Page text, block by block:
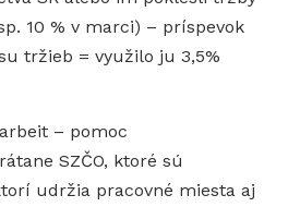
10 % v marci) – príspevok
tržieb = využilo ju 3,5%
– pomoc
SZČO, ktoré sú
udržia pracovné miesta aj